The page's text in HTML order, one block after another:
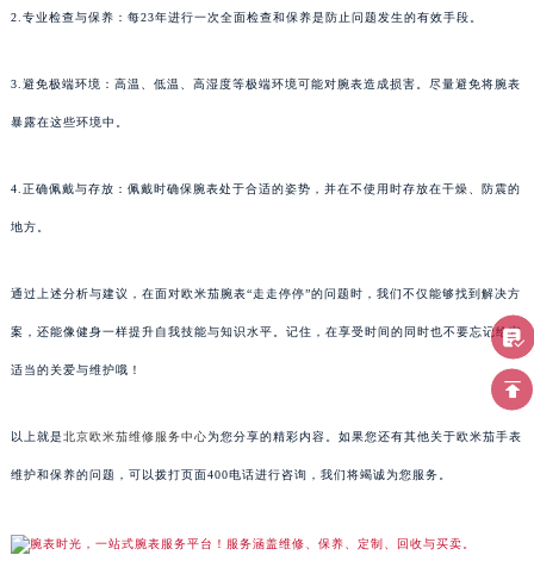
2.专业检查与保养：每23年进行一次全面检查和保养是防止问题发生的有效手段。
3.避免极端环境：高温、低温、高湿度等极端环境可能对腕表造成损害。尽量避免将腕表
暴露在这些环境中。
4.正确佩戴与存放：佩戴时确保腕表处于合适的姿势，并在不使用时存放在干燥、防震的
地方。
通过上述分析与建议，在面对欧米茄腕表“走走停停”的问题时，我们不仅能够找到解决方
案，还能像健身一样提升自我技能与知识水平。记住，在享受时间的同时也不要忘记给它
适当的关爱与维护哦！
以上就是北京欧米茄维修服务中心为您分享的精彩内容。如果您还有其他关于欧米茄手表
维护和保养的问题，可以拨打页面400电话进行咨询，我们将竭诚为您服务。